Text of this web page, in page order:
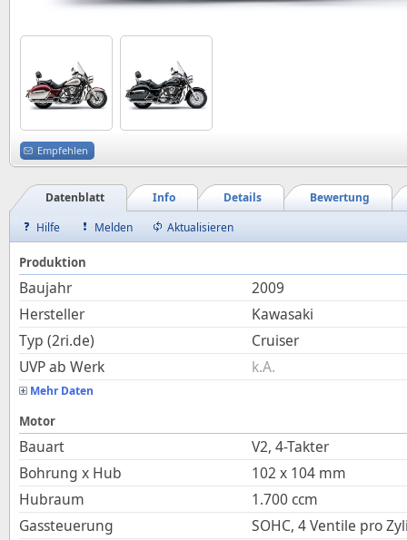
Empfehlen
Bewertung
Details
Info
Datenblatt
Hilfe
Melden Aktualisieren
Produktion
Baujahr
2009
Hersteller
Kawasaki
Typ (2ri.de)
Cruiser
UVP ab Werk
k.A.
Mehr Daten
Motor
Bauart
V2, 4-Takter
Bohrung x Hub
102 x 104 mm
Hubraum
1.700 ccm
Gassteuerung
SOHC, 4 Ventile pro